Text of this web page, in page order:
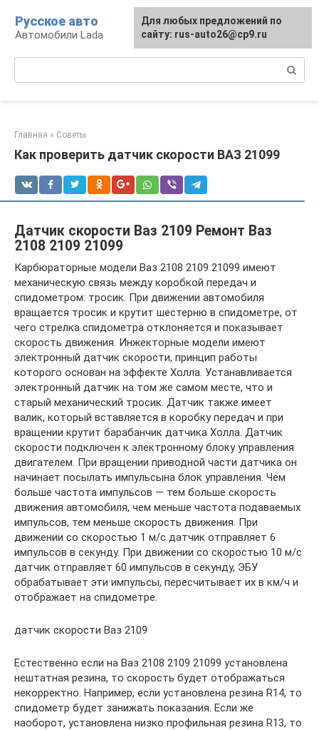
контенту
Русское авто
Автомобили Lada
Главная » Советы
Как проверить датчик скорости ВАЗ 21099
Датчик скорости Ваз 2109 Ремонт Ваз
2108 2109 21099
Карбюраторные модели Ваз 2108 2109 21099 имеют
механическую связь между коробкой передач и
спидометром: тросик. При движении автомобиля
вращается тросик и крутит шестерню в спидометре, от
чего стрелка спидометра отклоняется и показывает
скорость движения. Инжекторные модели имеют
электронный датчик скорости, принцип работы
которого основан на эффекте Холла. Устанавливается
электронный датчик на том же самом месте, что и
старый механический тросик. Датчик также имеет
валик, который вставляется в коробку передач и при
вращении крутит барабанчик датчика Холла. Датчик
скорости подключен к электронному блоку управления
двигателем. При вращении приводной части датчика он
начинает посылать импульсына блок управления. Чем
больше частота импульсов — тем больше скорость
движения автомобиля, чем меньше частота подаваемых
импульсов, тем меньше скорость движения. При
движении со скоростью 1 м/с датчик отправляет 6
импульсов в секунду. При движении со скоростью 10 м/с
датчик отправляет 60 импульсов в секунду, ЭБУ
обрабатывает эти импульсы, пересчитывает их в км/ч и
отображает на спидометре.
датчик скорости Ваз 2109
Естественно если на Ваз 2108 2109 21099 установлена
нештатная резина, то скорость будет отображаться
некорректно. Например, если установлена резина R14, то
спидометр будет занижать показания. Если же
наоборот, установлена низко профильная резина R13, то
Для любых предложений по
сайту: rus-auto26@cp9.ru